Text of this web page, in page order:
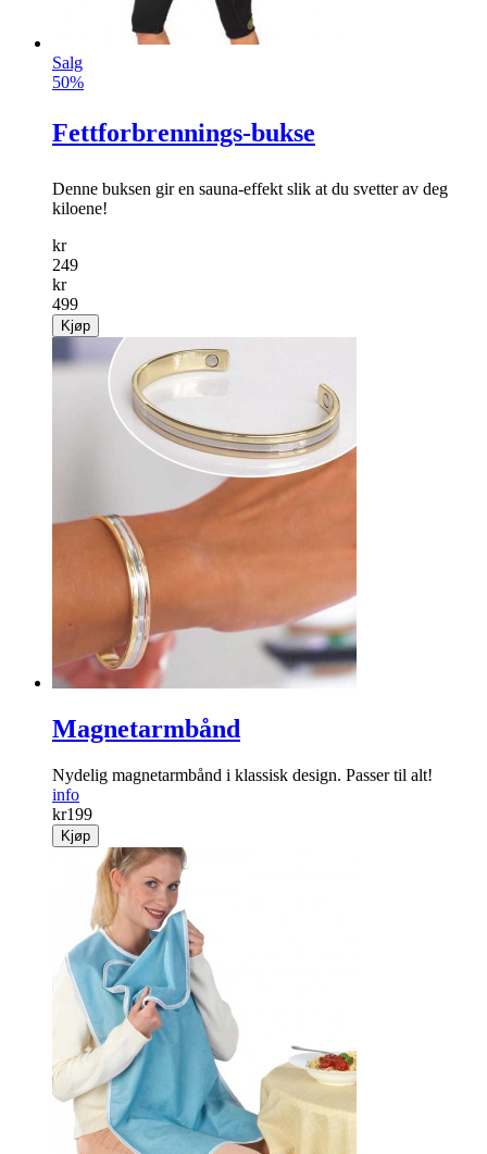
Salg
50%
Fettforbrennings-bukse
Denne buksen gir en sauna-effekt slik at du svetter av deg
kiloene!
kr
249
kr
499
Kjøp
Magnetarmbånd
Nydelig magnet­armbånd i klassisk design. Passer til alt!
info
kr199
Kjøp